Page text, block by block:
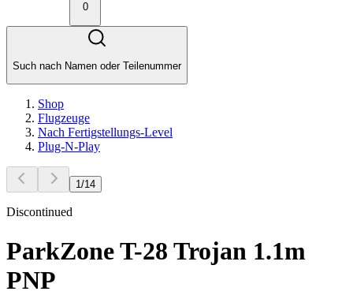
0
Such nach Namen oder Teilenummer
Shop
Flugzeuge
Nach Fertigstellungs-Level
Plug-N-Play
1/14
Discontinued
ParkZone T-28 Trojan 1.1m
PNP